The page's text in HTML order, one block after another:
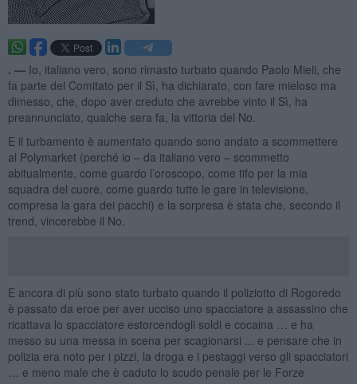
. — Io, italiano vero, sono rimasto turbato quando Paolo Mieli, che
fa parte del Comitato per il Sì, ha dichiarato, con fare mieloso ma
dimesso, che, dopo aver creduto che avrebbe vinto il Sì, ha
preannunciato, qualche sera fa, la vittoria del No.
E il turbamento è aumentato quando sono andato a scommettere
al Polymarket (perché io – da italiano vero – scommetto
abitualmente, come guardo l’oroscopo, come tifo per la mia
squadra del cuore, come guardo tutte le gare in televisione,
compresa la gara dei pacchi) e la sorpresa è stata che, secondo il
trend, vincerebbe il No.
E ancora di più sono stato turbato quando il poliziotto di Rogoredo
è passato da eroe per aver ucciso uno spacciatore a assassino che
ricattava lo spacciatore estorcendogli soldi e cocaina … e ha
messo su una messa in scena per scagionarsi ... e pensare che in
polizia era noto per i pizzi, la droga e i pestaggi verso gli spacciatori
… e meno male che è caduto lo scudo penale per le Forze